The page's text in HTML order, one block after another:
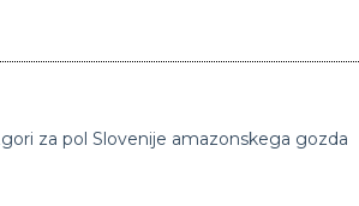
za pol Slovenije amazonskega gozda